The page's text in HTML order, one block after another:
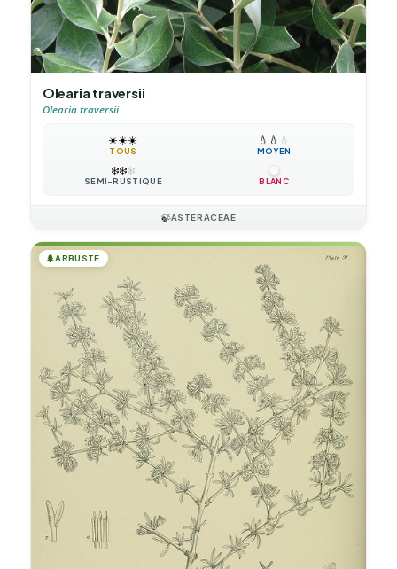
Olearia traversii
Olearia traversii
☀️☀️☀️
TOUS
💧 💧 💧
MOYEN
❄️❄️❄️
SEMI-RUSTIQUE BLANC
🍃ASTERACEAE
🌲ARBUSTE